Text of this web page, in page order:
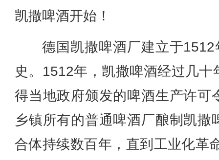
凯撒啤酒开始！
德国凯撒啤酒厂建立于
史。1512年，凯撒啤酒经过几
得当地政府颁发的啤酒生产许可
乡镇所有的普通啤酒厂酿制凯撒
合体持续数百年，直到工业化革